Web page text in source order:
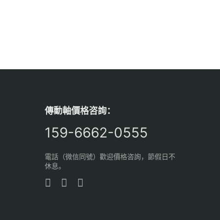
傳動軸價格咨詢：
159-6662-0555
電話（微信同號）歡迎價格咨詢，節假日不
休息。